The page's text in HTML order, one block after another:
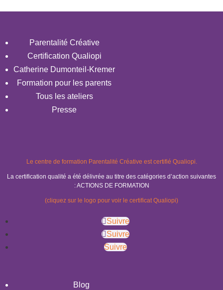
Parentalité Créative
Certification Qualiopi
Catherine Dumonteil-Kremer
Formation pour les parents
Tous les ateliers
Presse
Le centre de formation Parentalité Créative est certifié Qualiopi.
La certification qualité a été délivrée au titre des catégories d’action suivantes
: ACTIONS DE FORMATION
(cliquez sur le logo pour voir le certificat Qualiopi)
Suivre
Suivre
Suivre
Blog